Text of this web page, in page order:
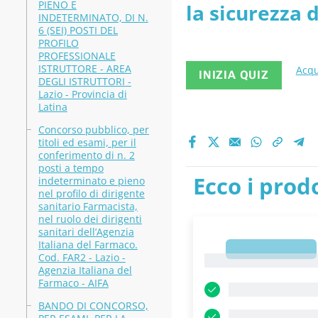
PIENO E
INDETERMINATO, DI N.
6 (SEI) POSTI DEL
PROFILO
PROFESSIONALE
ISTRUTTORE - AREA
DEGLI ISTRUTTORI -
Lazio - Provincia di
Latina
Concorso pubblico, per
titoli ed esami, per il
conferimento di n. 2
posti a tempo
indeterminato e pieno
nel profilo di dirigente
sanitario Farmacista,
nel ruolo dei dirigenti
sanitari dell’Agenzia
Italiana del Farmaco.
Cod. FAR2 - Lazio -
Agenzia Italiana del
Farmaco - AIFA
BANDO DI CONCORSO,
Ferrovie
versione
la sicurezza
INIZIA QUIZ
Ecco i